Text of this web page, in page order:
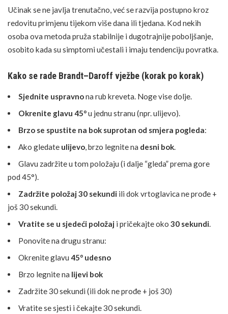
Učinak se ne javlja trenutačno, već se razvija postupno kroz
redovitu primjenu tijekom više dana ili tjedana. Kod nekih
osoba ova metoda pruža stabilnije i dugotrajnije poboljšanje,
osobito kada su simptomi učestali i imaju tendenciju povratka.
Kako se rade Brandt–Daroff vježbe (korak po korak)
Sjednite uspravnona rub kreveta. Noge vise dolje.
Okrenite glavu 45°u jednu stranu (npr. ulijevo).
Brzo se spustite na bok suprotan od smjera pogleda:
Ako gledate ulijevo, brzo legnite na desni bok.
Glavu zadržite u tom položaju (i dalje “gleda” prema gore
pod 45°).
Zadržite položaj 30 sekundi ili dok vrtoglavica ne prođe +
još 30 sekundi.
Vratite se u sjedeći položaj i pričekajte oko30 sekundi.
Ponovite na drugu stranu:
Okrenite glavu45° udesno
Brzo legnite na lijevi bok
Zadržite 30 sekundi (ili dok ne prođe + još 30)
Vratite se sjesti i čekajte 30 sekundi.